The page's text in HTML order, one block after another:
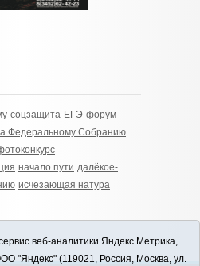
соцзащита ЕГЭ форум
Федеральному Собранию
начало пути далёкое-
исчезающая натура
веб-аналитики Яндекс.Метрика,
"Яндекс" (119021, Россия, Москва, ул.